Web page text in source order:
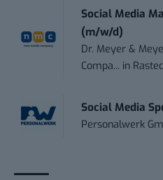
Social Media
(m/w/d)
Dr. Meyer &
Compa... in
Social Media
Personalwerk